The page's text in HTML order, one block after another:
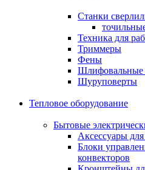
Станки
Техника для
Триммеры
Фены
Шуруповерты
Тепловое оборудование
Бытовые
Аксессуары
Блоки
конвекторов